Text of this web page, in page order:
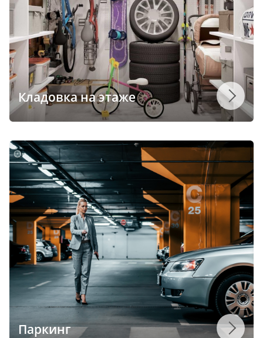
Кладовка на этаже
Паркинг